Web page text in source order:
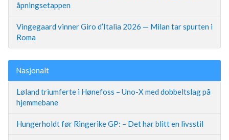
åpningsetappen
Vingegaard vinner Giro d’Italia 2026 — Milan tar spurten i
Roma
Nasjonalt
Løland triumferte i Hønefoss – Uno-X med dobbeltslag på
hjemmebane
Hungerholdt før Ringerike GP: – Det har blitt en livsstil